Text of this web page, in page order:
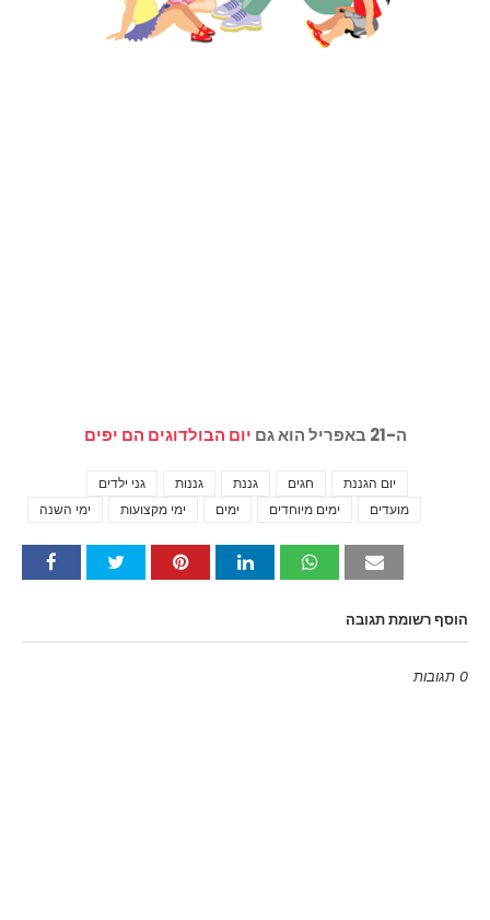
ה-21 באפריל הוא גם יום הבולדוגים הם יפים
גני ילדים גננות גננת חגים
יום הגננת
ימי השנה
ימי מקצועות ימים ימים מיוחדים מועדים
הוסף רשומת תגובה
0 תגובות